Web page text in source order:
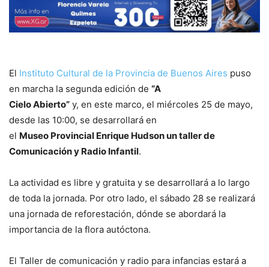
El Instituto Cultural de la Provincia de Buenos Aires puso
en marcha la segunda edición de “A
Cielo Abierto” y, en este marco, el miércoles 25 de mayo,
desde las 10:00, se desarrollará en
el Museo Provincial Enrique Hudson un taller de
Comunicación y Radio Infantil.
La actividad es libre y gratuita y se desarrollará a lo largo
de toda la jornada. Por otro lado, el sábado 28 se realizará
una jornada de reforestación, dónde se abordará la
importancia de la flora autóctona.
El Taller de comunicación y radio para infancias estará a